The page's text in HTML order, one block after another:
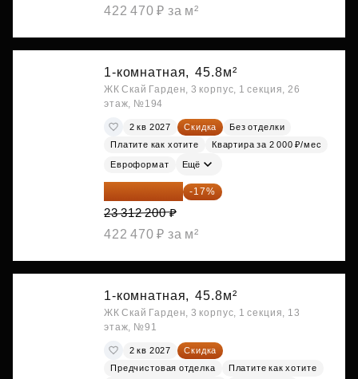
422 470 ₽ за м²
1-комнатная, 45.8м²
ЖК Скай Гарден, 3 корпус, 1 секция, 26
этаж, №194
2 кв 2027 Скидка
Без отделки
Платите как хотите
Квартира за 2 000 ₽/мес
Евроформат Ещё
19 349 126 ₽ -17%
23 312 200 ₽
422 470 ₽ за м²
1-комнатная, 45.8м²
ЖК Скай Гарден, 3 корпус, 1 секция, 13
этаж, №91
2 кв 2027
Скидка
Предчистовая отделка
Платите как хотите